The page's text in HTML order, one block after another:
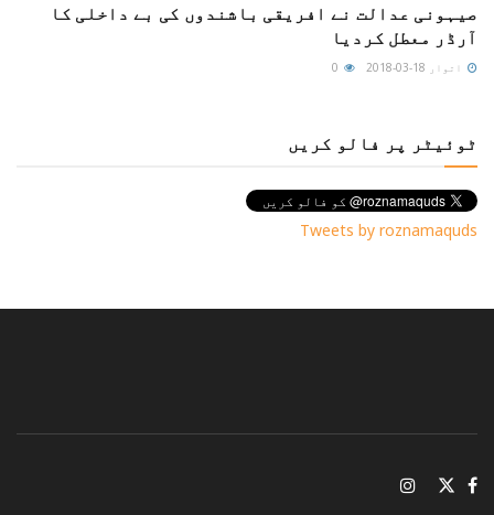
صیہونی عدالت نے افریقی باشندوں کی بے داخلی کا
آرڈر معطل کردیا
اتوار 18-03-2018
ٹوئیٹر پر فالو کریں
Tweets by roznamaquds